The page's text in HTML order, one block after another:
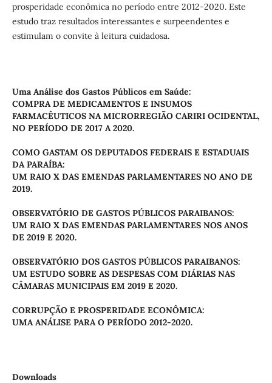
prosperidade econômica no período entre 2012-2020. Este
estudo traz resultados interessantes e surpeendentes e
estimulam o convite à leitura cuidadosa.
Uma Análise dos Gastos Públicos em Saúde:
COMPRA DE MEDICAMENTOS E INSUMOS
FARMACÊUTICOS NA MICRORREGIÃO CARIRI OCIDENTAL,
NO PERÍODO DE 2017 A 2020.
COMO GASTAM OS DEPUTADOS FEDERAIS E ESTADUAIS
DA PARAÍBA:
UM RAIO X DAS EMENDAS PARLAMENTARES NO ANO DE
2019.
OBSERVATÓRIO DE GASTOS PÚBLICOS PARAIBANOS:
UM RAIO X DAS EMENDAS PARLAMENTARES NOS ANOS
DE 2019 E 2020.
OBSERVATÓRIO DOS GASTOS PÚBLICOS PARAIBANOS:
UM ESTUDO SOBRE AS DESPESAS COM DIÁRIAS NAS
CÂMARAS MUNICIPAIS EM 2019 E 2020.
CORRUPÇÃO E PROSPERIDADE ECONÔMICA:
UMA ANÁLISE PARA O PERÍODO 2012-2020.
Downloads